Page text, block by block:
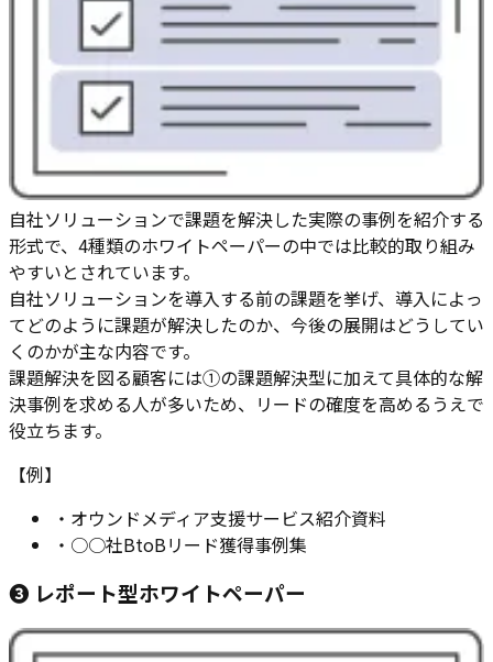
自社ソリューションで課題を解決した実際の事例を紹介する
形式で、4種類のホワイトペーパーの中では比較的取り組み
やすいとされています。
自社ソリューションを導入する前の課題を挙げ、導入によっ
てどのように課題が解決したのか、今後の展開はどうしてい
くのかが主な内容です。
課題解決を図る顧客には①の課題解決型に加えて具体的な解
決事例を求める人が多いため、リードの確度を高めるうえで
役立ちます。
【例】
・ オウンドメディア支援サービス紹介資料
・ ○○社BtoBリード獲得事例集
❸ レポート型ホワイトペーパー